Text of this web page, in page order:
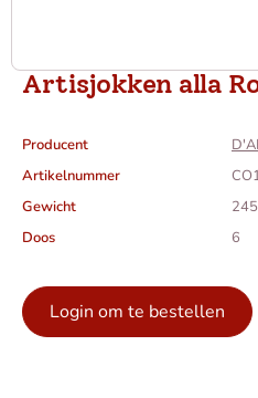
Artisjokken alla
Producent
Artikelnummer
Gewicht
Doos
6
Login om te bestellen